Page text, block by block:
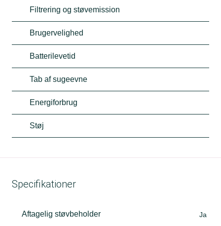
Filtrering og støvemission
Brugervelighed
Batterilevetid
Tab af sugeevne
Energiforbrug
Støj
Specifikationer
Aftagelig støvbeholder Ja